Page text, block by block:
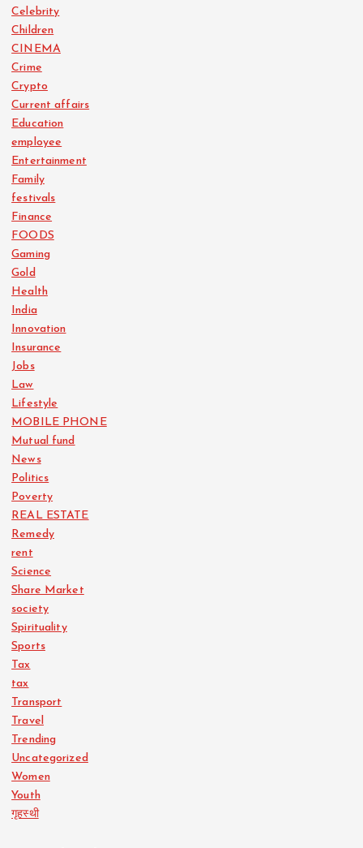
Celebrity
Children
CINEMA
Crime
Crypto
Current affairs
Education
employee
Entertainment
Family
festivals
Finance
FOODS
Gaming
Gold
Health
India
Innovation
Insurance
Jobs
Law
Lifestyle
MOBILE PHONE
Mutual fund
News
Politics
Poverty
REAL ESTATE
Remedy
rent
Science
Share Market
society
Spirituality
Sports
Tax
tax
Transport
Travel
Trending
Uncategorized
Women
Youth
गृहस्थी